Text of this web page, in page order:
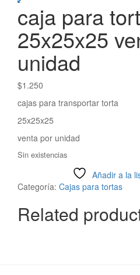
caja para
25x25x25
unidad
$1.250
cajas para transportar torta
25x25x25
venta por unidad
Sin existencias
Añadir a la
Categoría: Cajas para tortas
Related